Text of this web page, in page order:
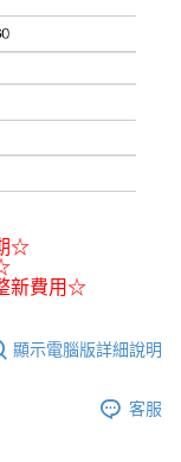
☆
新費用☆
顯示電腦版詳細說明
客服